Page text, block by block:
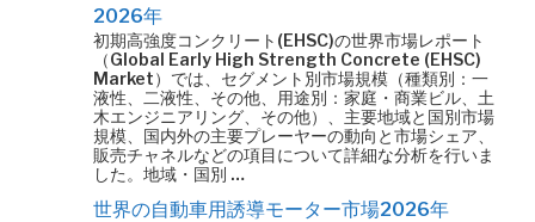
2026年
初期高強度コンクリート(EHSC)の世界市場レポート
（Global Early High Strength Concrete (EHSC)
Market）では、セグメント別市場規模（種類別：一
液性、二液性、その他、用途別：家庭・商業ビル、土
木エンジニアリング、その他）、主要地域と国別市場
規模、国内外の主要プレーヤーの動向と市場シェア、
販売チャネルなどの項目について詳細な分析を行いま
した。地域・国別 …
世界の自動車用誘導モーター市場2026年